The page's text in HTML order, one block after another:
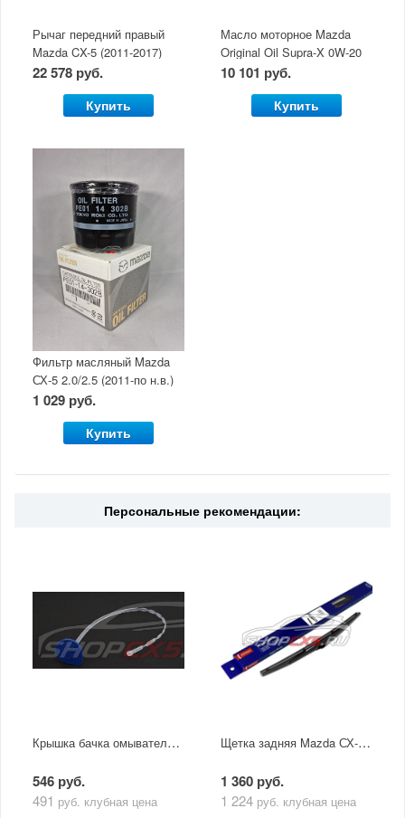
Рычаг передний правый
Mazda CX-5 (2011-2017)
22 578 руб.
Купить
Масло моторное Mazda
Original Oil Supra-X 0W-20
(5 л)
10 101 руб.
Купить
Фильтр масляный Mazda
СХ-5 2.0/2.5 (2011-по н.в.)
1 029 руб.
Купить
Персональные рекомендации:
Крышка бачка омывателя лобового стекла Mazda CX-5
546 руб.
491 руб. клубная цена
Щетка задняя Mazda СХ-5 (2011-по н.в.) Denso
1 360 руб.
1 224 руб. клубная цена